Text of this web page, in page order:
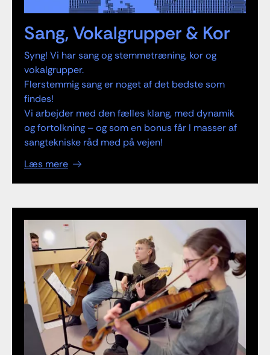
Sang, Vokalgrupper & Kor
Syng! Vi har sang og stemmetræning, kor og
vokalgrupper.
Flerstemmig sang er noget af det bedste som
findes!
Vi arbejder med den fælles klang, med dynamik
og fortolkning – og som en bonus får I masser af
sangtekniske råd med på vejen!
Læs mere